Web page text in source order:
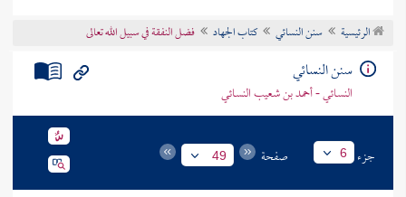
تراجم الأعلام
الرئيسية سنن النسائي كتاب الجهاد فضل النفقة في سبيل الله تعالى
سنن النسائي
النسائي - أحمد بن شعيب النسائي
جزء 6 صفحة 49